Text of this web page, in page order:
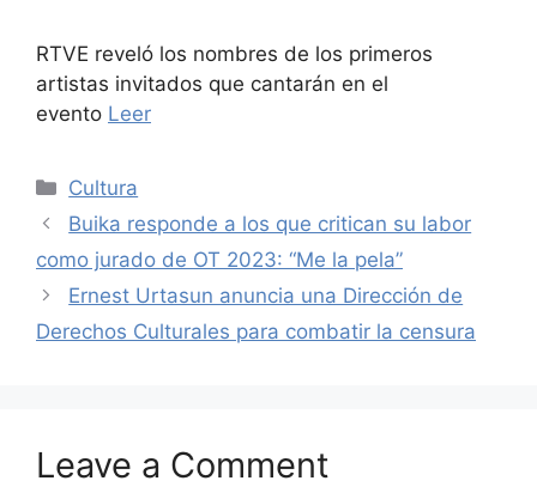
RTVE reveló los nombres de los primeros
artistas invitados que cantarán en el
evento Leer
Categories
Cultura
Buika responde a los que critican su labor
como jurado de OT 2023: “Me la pela”
Ernest Urtasun anuncia una Dirección de
Derechos Culturales para combatir la censura
Leave a Comment